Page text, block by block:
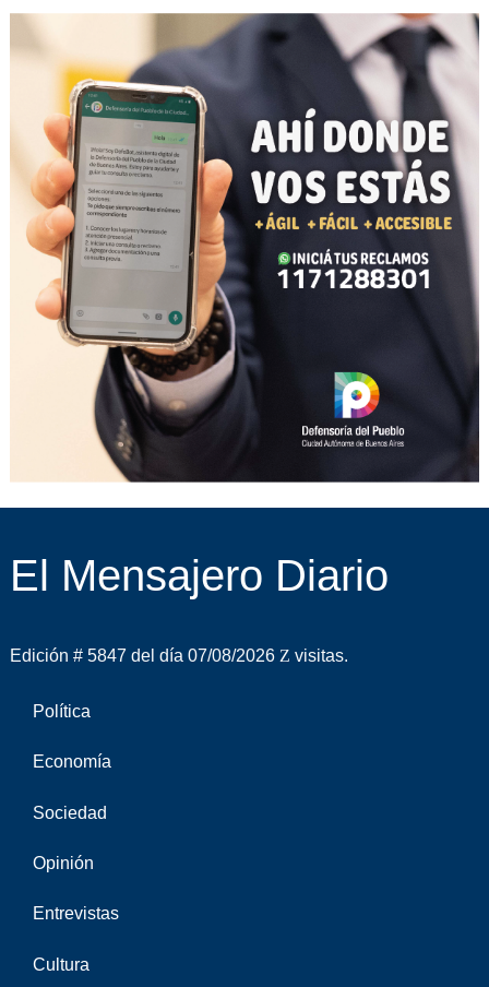
El Mensajero Diario
Edición # 5847 del día 07/08/2026 visitas.
Política
Economía
Sociedad
Opinión
Entrevistas
Cultura